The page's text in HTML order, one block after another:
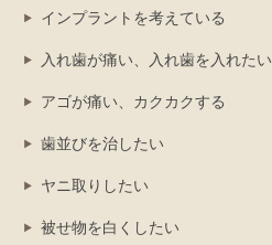
インプラントを考えている
入れ歯が痛い、入れ歯を入れたい
アゴが痛い、カクカクする
歯並びを治したい
ヤニ取りしたい
被せ物を白くしたい